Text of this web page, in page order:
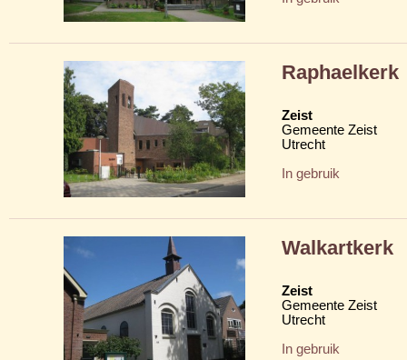
Raphaelkerk
Zeist
Gemeente Zeist
Utrecht
In gebruik
Walkartkerk
Zeist
Gemeente Zeist
Utrecht
In gebruik